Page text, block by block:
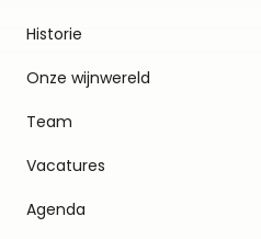
Historie
Onze wijnwereld
Team
Vacatures
Agenda